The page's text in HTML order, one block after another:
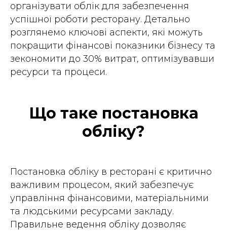
організувати облік для забезпечення
успішної роботи ресторану. Детально
розглянемо ключові аспекти, які можуть
покращити фінансові показники бізнесу та
зекономити до 30% витрат, оптимізувавши
ресурси та процеси.
Що таке постановка
обліку?
Постановка обліку в ресторані є критично
важливим процесом, який забезпечує
управління фінансовими, матеріальними
та людськими ресурсами закладу.
Правильне ведення обліку дозволяє